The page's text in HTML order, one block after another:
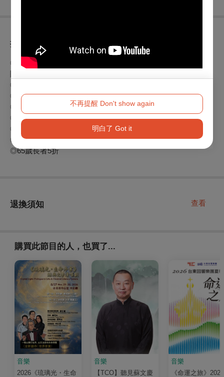
不再提醒 Don't show again
明白了 Got it
折扣方案
◎
身心障礙人士及陪同者1名購票5折優待，入場時應出示身心
◎
◎ 兩廳院會員9折
◎
◎ 衛武營付費9折
◎
◎ 團票( 3 )張( 8 )折
◎65歲長者5折
退換須知 查看
購買此節目的人，也買了...
音樂
2026《琉璃光・生命
音樂
【TCO】聽見蘇文慶
音樂
《命運之旅》